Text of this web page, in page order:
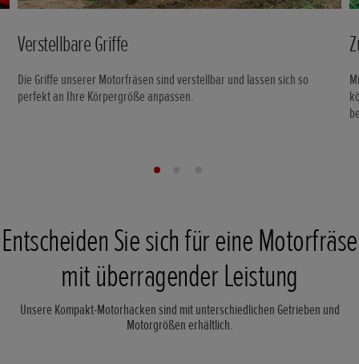
Verstellbare Griffe
Die Griffe unserer Motorfräsen sind verstellbar und lassen sich so
perfekt an Ihre Körpergröße anpassen.
Entscheiden Sie sich für eine Motorfräse
mit überragender Leistung
Unsere Kompakt-Motorhacken sind mit unterschiedlichen Getrieben und
Motorgrößen erhältlich.